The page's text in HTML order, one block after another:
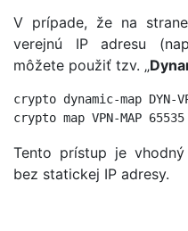
V prípade, že na
verejnú IP adresu
môžete použiť tzv. „
crypto dynamic-map DYN-
Tento prístup je
bez statickej IP adresy.